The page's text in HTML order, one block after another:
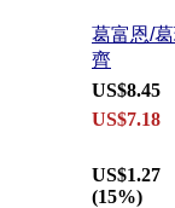
葛富恩/
齊
US$8.45
US$7.18
US$1.27
(15%)